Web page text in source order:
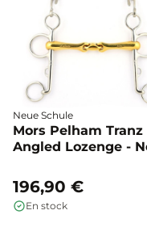
Neue Schule
Mors Pelham Tranz
Angled Lozenge -
196,90 €
En stock